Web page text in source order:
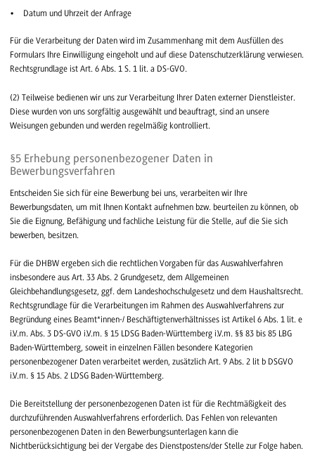
Datum und Uhrzeit der Anfrage
Für die Verarbeitung der Daten wird im Zusammenhang mit dem Ausfüllen des
Formulars Ihre Einwilligung eingeholt und auf diese Datenschutzerklärung verwiesen.
Rechtsgrundlage ist Art. 6 Abs. 1 S. 1 lit. a DS-GVO.
(2) Teilweise bedienen wir uns zur Verarbeitung Ihrer Daten externer Dienstleister.
Diese wurden von uns sorgfältig ausgewählt und beauftragt, sind an unsere
Weisungen gebunden und werden regelmäßig kontrolliert.
§5 Erhebung personenbezogener Daten in
Bewerbungsverfahren
Entscheiden Sie sich für eine Bewerbung bei uns, verarbeiten wir Ihre
Bewerbungsdaten, um mit Ihnen Kontakt aufnehmen bzw. beurteilen zu können, ob
Sie die Eignung, Befähigung und fachliche Leistung für die Stelle, auf die Sie sich
bewerben, besitzen.
Für die DHBW ergeben sich die rechtlichen Vorgaben für das Auswahlverfahren
insbesondere aus Art. 33 Abs. 2 Grundgesetz, dem Allgemeinen
Gleichbehandlungsgesetz, ggf. dem Landeshochschulgesetz und dem Haushaltsrecht.
Rechtsgrundlage für die Verarbeitungen im Rahmen des Auswahlverfahrens zur
Begründung eines Beamt*innen-/ Beschäftigtenverhältnisses ist Artikel 6 Abs. 1 lit. e
i.V.m. Abs. 3 DS-GVO i.V.m. § 15 LDSG Baden-Württemberg i.V.m. §§ 83 bis 85 LBG
Baden-Württemberg, soweit in einzelnen Fällen besondere Kategorien
personenbezogener Daten verarbeitet werden, zusätzlich Art. 9 Abs. 2 lit b DSGVO
i.V.m. § 15 Abs. 2 LDSG Baden-Württemberg.
Die Bereitstellung der personenbezogenen Daten ist für die Rechtmäßigkeit des
durchzuführenden Auswahlverfahrens erforderlich. Das Fehlen von relevanten
personenbezogenen Daten in den Bewerbungsunterlagen kann die
Nichtberücksichtigung bei der Vergabe des Dienstpostens/der Stelle zur Folge haben.